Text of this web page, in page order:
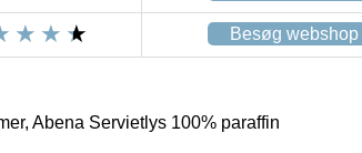
Besøg webshop
Abena Servietlys 100% paraffin